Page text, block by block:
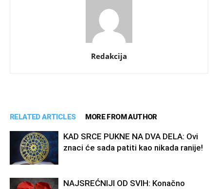
Redakcija
RELATED ARTICLES MORE FROM AUTHOR
KAD SRCE PUKNE NA DVA DELA: Ovi
znaci će sada patiti kao nikada ranije!
NAJSREĆNIJI OD SVIH: Konačno